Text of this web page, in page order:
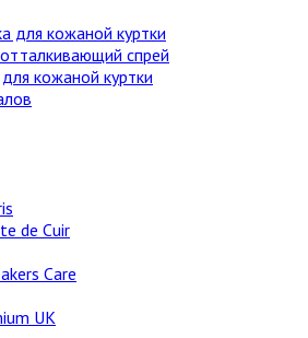
для кожаной куртки
спрей
кожаной куртки
de Cuir
Care
UK